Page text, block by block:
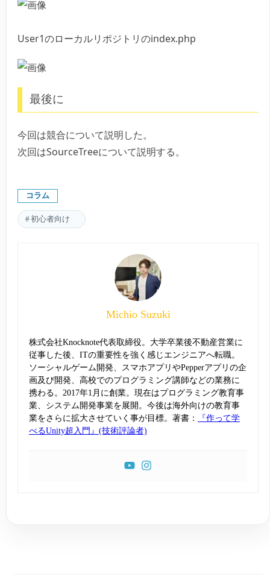
User1のローカルリポジトリのindex.php
最後に
今回は競合について説明した。
次回はSourceTreeについて説明する。
コラム
初心者向け
Michio Suzuki
株式会社Knocknote代表取締役。大学卒業後不動産営業に
従事した後、ITの重要性を強く感じエンジニアへ転職。
ソーシャルゲーム開発、スマホアプリやPepperアプリの企
画及び開発、高校でのプログラミング講師などの業務に
携わる。2017年1月に創業。現在はプログラミング教育事
業、システム開発事業を展開。今後は海外向けの教育事
業をさらに拡大させていく事が目標。著書：
『作って学
べるUnity超入門』(技術評論者)